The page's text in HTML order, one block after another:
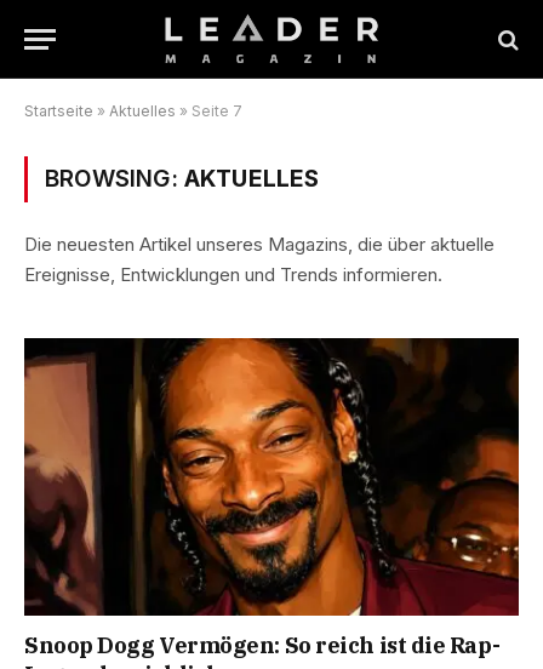
Startseite » Aktuelles » Seite 7
BROWSING: AKTUELLES
Die neuesten Artikel unseres Magazins, die über aktuelle
Ereignisse, Entwicklungen und Trends informieren.
Snoop Dogg Vermögen: So reich ist die Rap-